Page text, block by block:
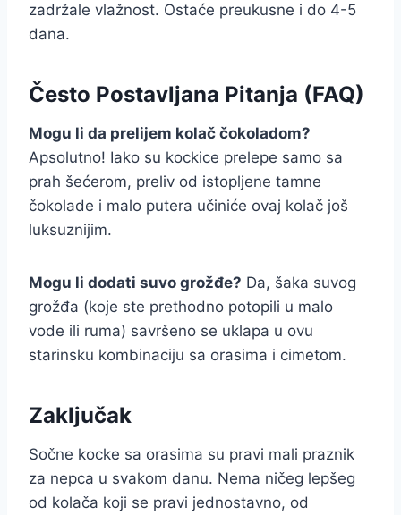
zadržale vlažnost. Ostaće preukusne i do 4-5
dana.
Često Postavljana Pitanja (FAQ)
Mogu li da prelijem kolač čokoladom?
Apsolutno! Iako su kockice prelepe samo sa
prah šećerom, preliv od istopljene tamne
čokolade i malo putera učiniće ovaj kolač još
luksuznijim.
Mogu li dodati suvo grožđe? Da, šaka suvog
grožđa (koje ste prethodno potopili u malo
vode ili ruma) savršeno se uklapa u ovu
starinsku kombinaciju sa orasima i cimetom.
Zaključak
Sočne kocke sa orasima su pravi mali praznik
za nepca u svakom danu. Nema ničeg lepšeg
od kolača koji se pravi jednostavno, od